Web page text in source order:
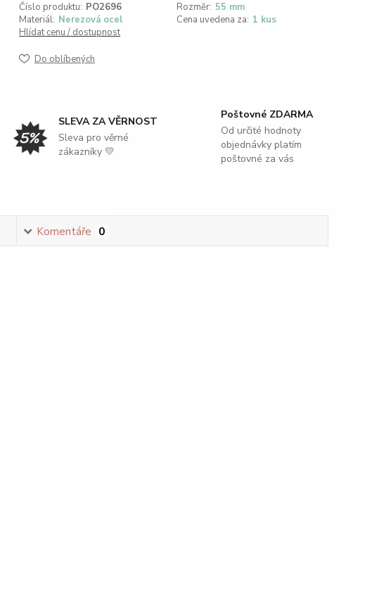
Číslo produktu: PO2696 Rozměr: 55 mm
Materiál: Nerezová ocel Cena uvedena za: 1 kus
Hlídat cenu / dostupnost
Do oblíbených
SLEVA ZA VĚRNOST
Sleva pro věrné
zákazníky 💛
Poštovné ZDARMA
Od určité hodnoty
objednávky platím
poštovné za vás
Komentáře 0